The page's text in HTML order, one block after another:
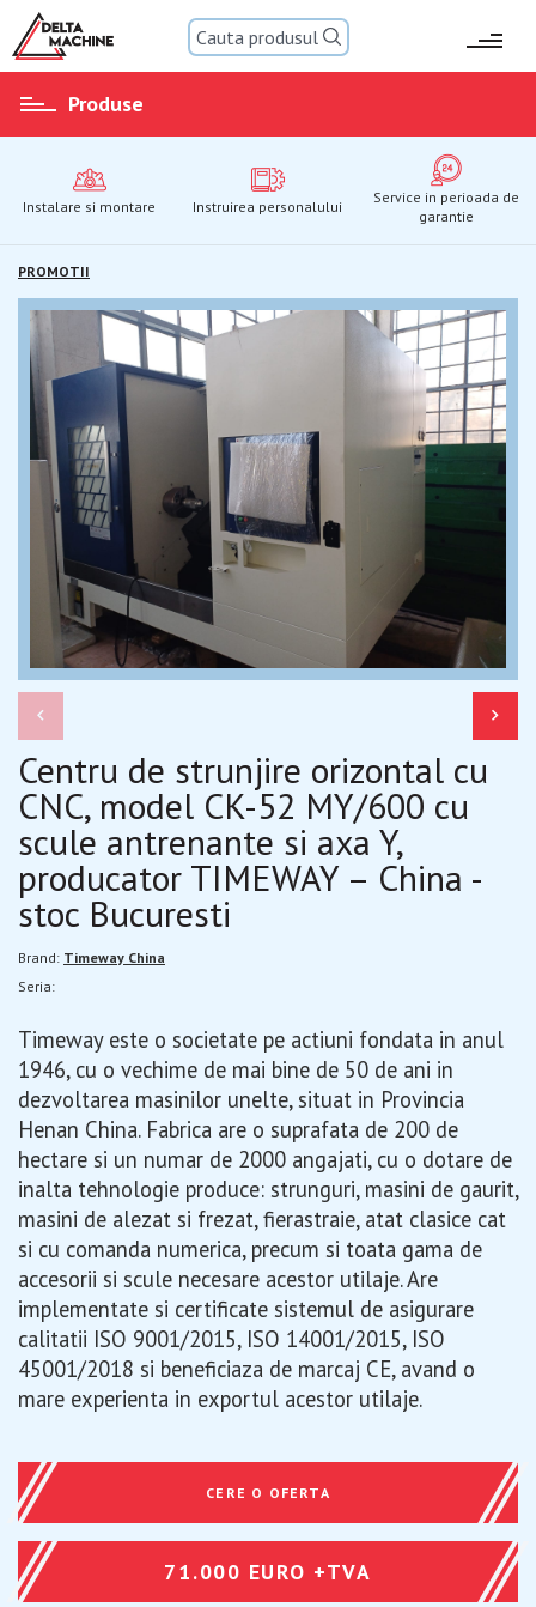
Produse
Instalare si montare Instruirea personalului
Service in perioada de
garantie
PROMOTII
Centru de strunjire orizontal cu
CNC, model CK-52 MY/600 cu
scule antrenante si axa Y,
producator TIMEWAY – China -
stoc Bucuresti
Brand: Timeway China
Seria:
Timeway este o societate pe actiuni fondata in anul
1946, cu o vechime de mai bine de 50 de ani in
dezvoltarea masinilor unelte, situat in Provincia
Henan China. Fabrica are o suprafata de 200 de
hectare si un numar de 2000 angajati, cu o dotare de
inalta tehnologie produce: strunguri, masini de gaurit,
masini de alezat si frezat, fierastraie, atat clasice cat
si cu comanda numerica, precum si toata gama de
accesorii si scule necesare acestor utilaje. Are
implementate si certificate sistemul de asigurare
calitatii ISO 9001/2015, ISO 14001/2015, ISO
45001/2018 si beneficiaza de marcaj CE, avand o
mare experienta in exportul acestor utilaje.
CERE O OFERTA
71.000 EURO +TVA